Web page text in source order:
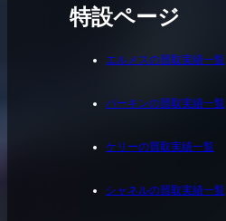
特設ページ
エルメスの買取実績一覧
バーキンの買取実績一覧
ケリーの買取実績一覧
シャネルの買取実績一覧